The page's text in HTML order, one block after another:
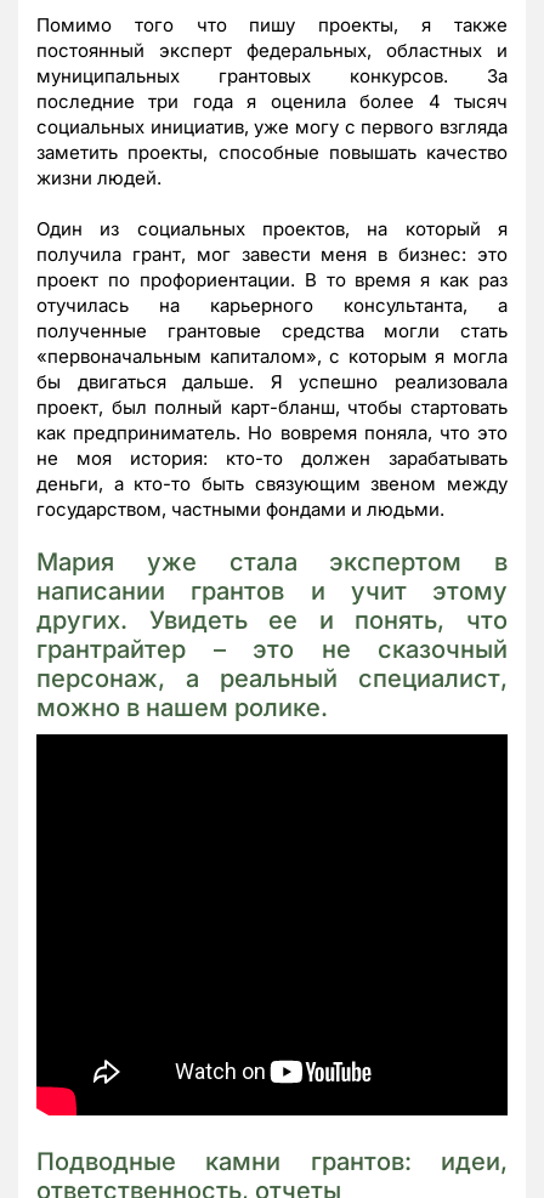
Помимо того что пишу проекты, я также
постоянный эксперт федеральных, областных и
муниципальных грантовых конкурсов. За
последние три года я оценила более 4 тысяч
социальных инициатив, уже могу с первого взгляда
заметить проекты, способные повышать качество
жизни людей.
Один из социальных проектов, на который я
получила грант, мог завести меня в бизнес: это
проект по профориентации. В то время я как раз
отучилась на карьерного консультанта, а
полученные грантовые средства могли стать
«первоначальным капиталом», с которым я могла
бы двигаться дальше. Я успешно реализовала
проект, был полный карт-бланш, чтобы стартовать
как предприниматель. Но вовремя поняла, что это
не моя история: кто-то должен зарабатывать
деньги, а кто-то быть связующим звеном между
государством, частными фондами и людьми.
Мария уже стала экспертом в
написании грантов и учит этому
других. Увидеть ее и понять, что
грантрайтер – это не сказочный
персонаж, а реальный специалист,
можно в нашем ролике.
Подводные камни грантов: идеи,
ответственность, отчеты